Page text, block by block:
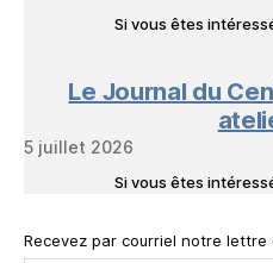
Si vous êtes
Le Journal du
5 juillet 2026
Si vous êtes
Recevez par courriel notre